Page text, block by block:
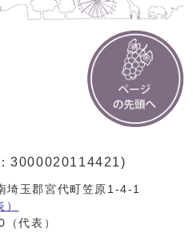
3000020114421)
埼玉郡宮代町笠原1-4-1
代表）